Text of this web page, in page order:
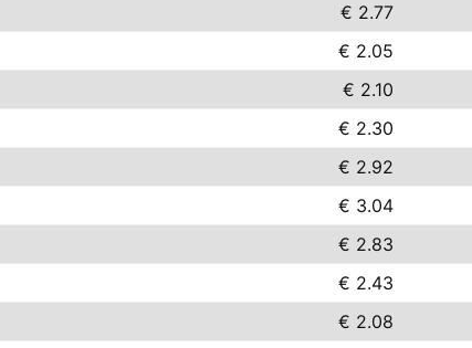
€ 2.77
€ 2.05
€ 2.10
€ 2.30
€ 2.92
€ 3.04
€ 2.83
€ 2.43
€ 2.08